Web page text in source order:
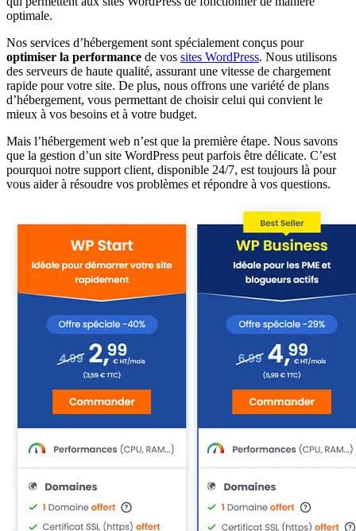
optimale.
Nos services d’hébergement sont spécialement conçus pour
optimiser la performance de vos sites WordPress. Nous utilisons
des serveurs de haute qualité, assurant une vitesse de chargement
rapide pour votre site. De plus, nous offrons une variété de plans
d’hébergement, vous permettant de choisir celui qui convient le
mieux à vos besoins et à votre budget.
Mais l’hébergement web n’est que la première étape. Nous savons
que la gestion d’un site WordPress peut parfois être délicate. C’est
pourquoi notre support client, disponible 24/7, est toujours là pour
vous aider à résoudre vos problèmes et répondre à vos questions.